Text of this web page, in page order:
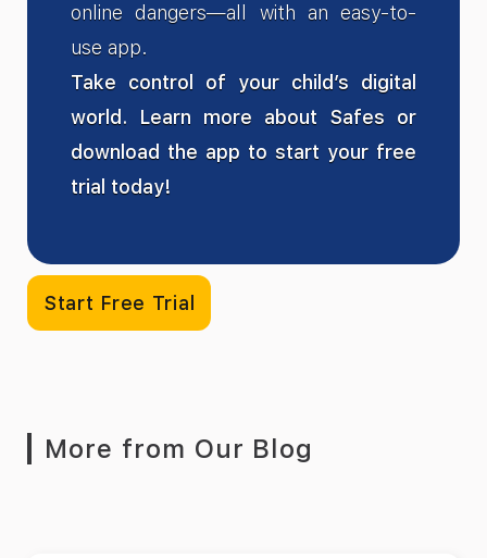
online dangers—all with an easy-to-
use app.
Take control of your child’s digital
world. Learn more about Safes or
download the app to start your free
trial today!
Start Free Trial
More from Our Blog